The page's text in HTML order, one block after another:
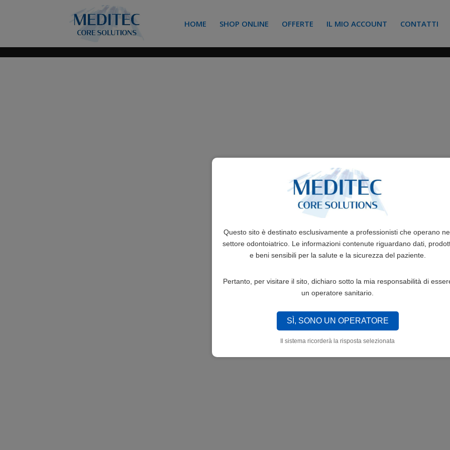
Questo sito è destinato esclusivamente a professionisti che operano
settore odontoiatrico. Le informazioni contenute riguardano dati,
e beni sensibili per la salute e la sicurezza del paziente.
Pertanto, per visitare il sito, dichiaro sotto la mia responsabilità di
un operatore sanitario.
SÌ, SONO UN OPERATORE
Il sistema ricorderà la risposta selezionata
HOME SHOP ONLINE OFFERTE IL MIO ACCOUNT CONTATTI